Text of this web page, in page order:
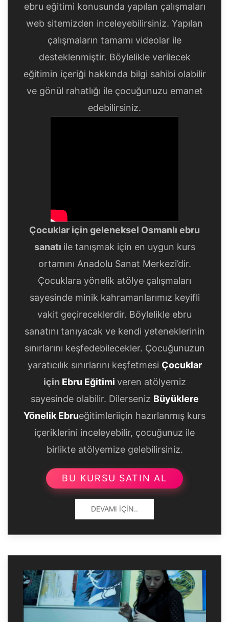
ebru eğitimi konusunda yapılan çalışmaları
web sitemizden inceleyebilirsiniz. Yapılan
çalışmaların tamamı videolar ile
desteklenmiştir. Böylelikle verilecek
eğitimin içeriği hakkında bilgi sahibi olabilir
ve gönül rahatlığı ile çocuğunuzu emanet
edebilirsiniz.
Çocuklar için geleneksel Osmanlı ebru
sanatı ile tanışmak için en uygun kurs
ortamını Anadolu Sanat Merkezi’dir.
Çocuklara yönelik atölye çalışmaları
sayesinde minik kahramanlarımız keyifli
vakit geçireceklerdir. Böylelikle ebru
sanatını tanıyacak ve kendi yeteneklerinin
sınırlarını keşfedebilecekler. Çocuğunuzun
yaratıcılık sınırlarını keşfetmesi Çocuklar
için Ebru Eğitimi veren atölyemiz
sayesinde olabilir. Dilerseniz Büyüklere
Yönelik Ebrueğitimleriiçin hazırlanmış kurs
içeriklerini inceleyebilir, çocuğunuz ile
birlikte atölyemize gelebilirsiniz.
BU KURSU SATIN AL
DEVAMI İÇIN..